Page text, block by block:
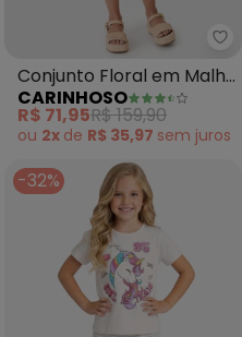
- Conjunto Infantil
Conjunto Floral em Malha
Texturizada (Off White)
CARINHOSO
R$ 71,95R$ 159,90
ou 2x de R$ 35,97 sem juros
-32%